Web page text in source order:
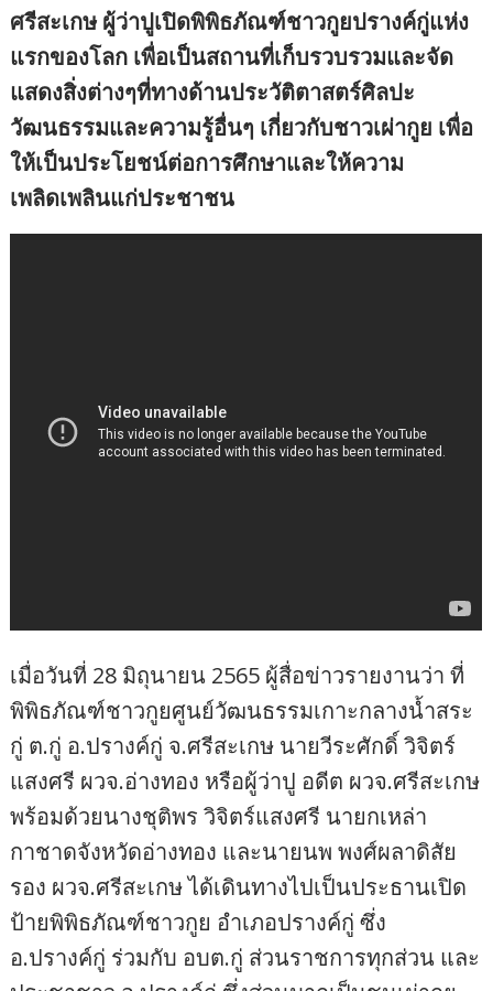
ศรีสะเกษ ผู้ว่าปูเปิดพิพิธภัณฑ์ชาวกูยปรางค์กู่แห่ง
แรกของโลก เพื่อเป็นสถานที่เก็บรวบรวมและจัด
แสดงสิ่งต่างๆที่ทางด้านประวัติตาสตร์ศิลปะ
วัฒนธรรมและความรู้อื่นๆ เกี่ยวกับชาวเผ่ากูย เพื่อ
ให้เป็นประโยชน์ต่อการศึกษาและให้ความ
เพลิดเพลินแก่ประชาชน
เมื่อวันที่ 28 มิถุนายน 2565 ผู้สื่อข่าวรายงานว่า ที่
พิพิธภัณฑ์ชาวกูยศูนย์วัฒนธรรมเกาะกลางน้ำสระ
กู่ ต.กู่ อ.ปรางค์กู่ จ.ศรีสะเกษ นายวีระศักดิ์ วิจิตร์
แสงศรี ผวจ.อ่างทอง หรือผู้ว่าปู อดีต ผวจ.ศรีสะเกษ
พร้อมด้วยนางชุติพร วิจิตร์แสงศรี นายกเหล่า
กาชาดจังหวัดอ่างทอง และนายนพ พงศ์ผลาดิสัย
รอง ผวจ.ศรีสะเกษ ได้เดินทางไปเป็นประธานเปิด
ป้ายพิพิธภัณฑ์ชาวกูย อำเภอปรางค์กู่ ซึ่ง
อ.ปรางค์กู่ ร่วมกับ อบต.กู่ ส่วนราชการทุกส่วน และ